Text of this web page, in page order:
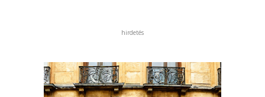
hirdetés